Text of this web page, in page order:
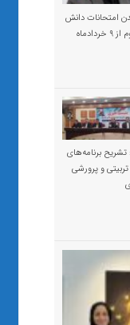
امتحانات دانش
تشریح برنامه‌های
و پرورشی